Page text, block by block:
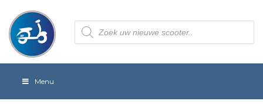
Producten
zoeken
Menu